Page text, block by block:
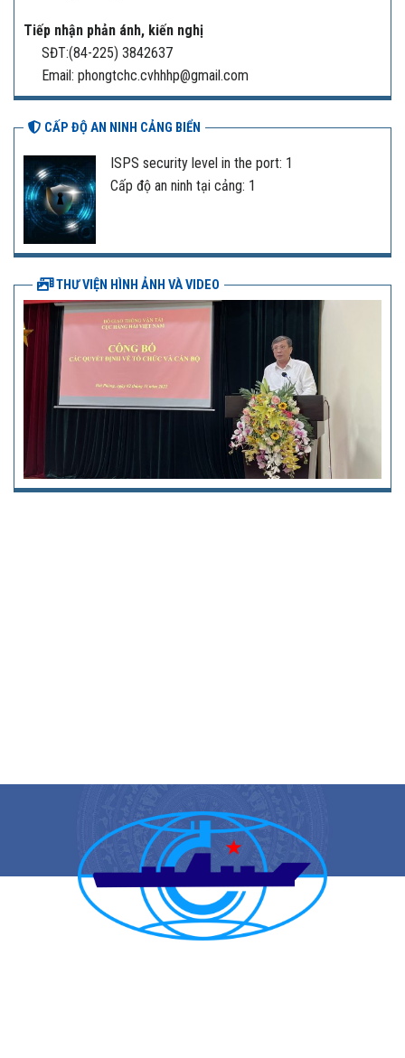
Tiếp nhận phản ánh, kiến nghị
SĐT:(84-225) 3842637
Email: phongtchc.cvhhhp@gmail.com
CẤP ĐỘ AN NINH CẢNG BIỂN
ISPS security level in the port: 1
Cấp độ an ninh tại cảng: 1
THƯ VIỆN HÌNH ẢNH VÀ VIDEO